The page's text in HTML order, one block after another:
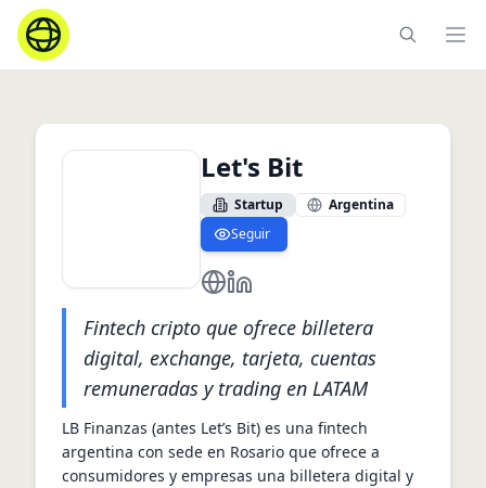
Let's Bit
Startup
Argentina
Seguir
https://letsbit.io/
https://ar.linkedin.com/
Fintech cripto que ofrece billetera
digital, exchange, tarjeta, cuentas
remuneradas y trading en LATAM
LB Finanzas (antes Let’s Bit) es una fintech
argentina con sede en Rosario que ofrece a
consumidores y empresas una billetera digital y